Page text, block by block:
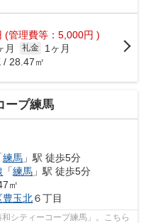
(管理費等：5,000円 )
月 礼金
1ヶ月
/ 28.47㎡
ープ練馬
練馬 」駅 徒歩5分
「練馬 」駅 徒歩5分
㎡
豊玉北６丁目
シティーコープ練馬」。こちら